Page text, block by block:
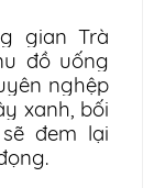
gian Trà
đồ uống
nghệp
xanh, bối
đem lại